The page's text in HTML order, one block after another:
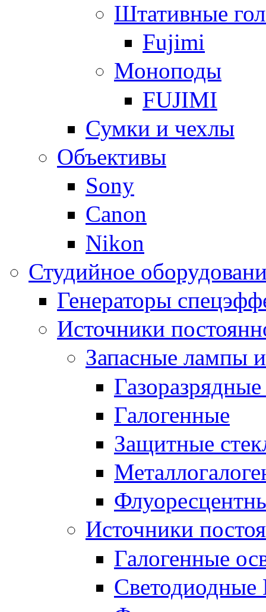
Штативные
Fujimi
Моноподы
FUJIMI
Сумки и чехлы
Объективы
Sony
Canon
Nikon
Студийное
Генераторы
Источники
Запасные лампы
Галогенные
Защитные
Источники
Галогенные
Светодиодные